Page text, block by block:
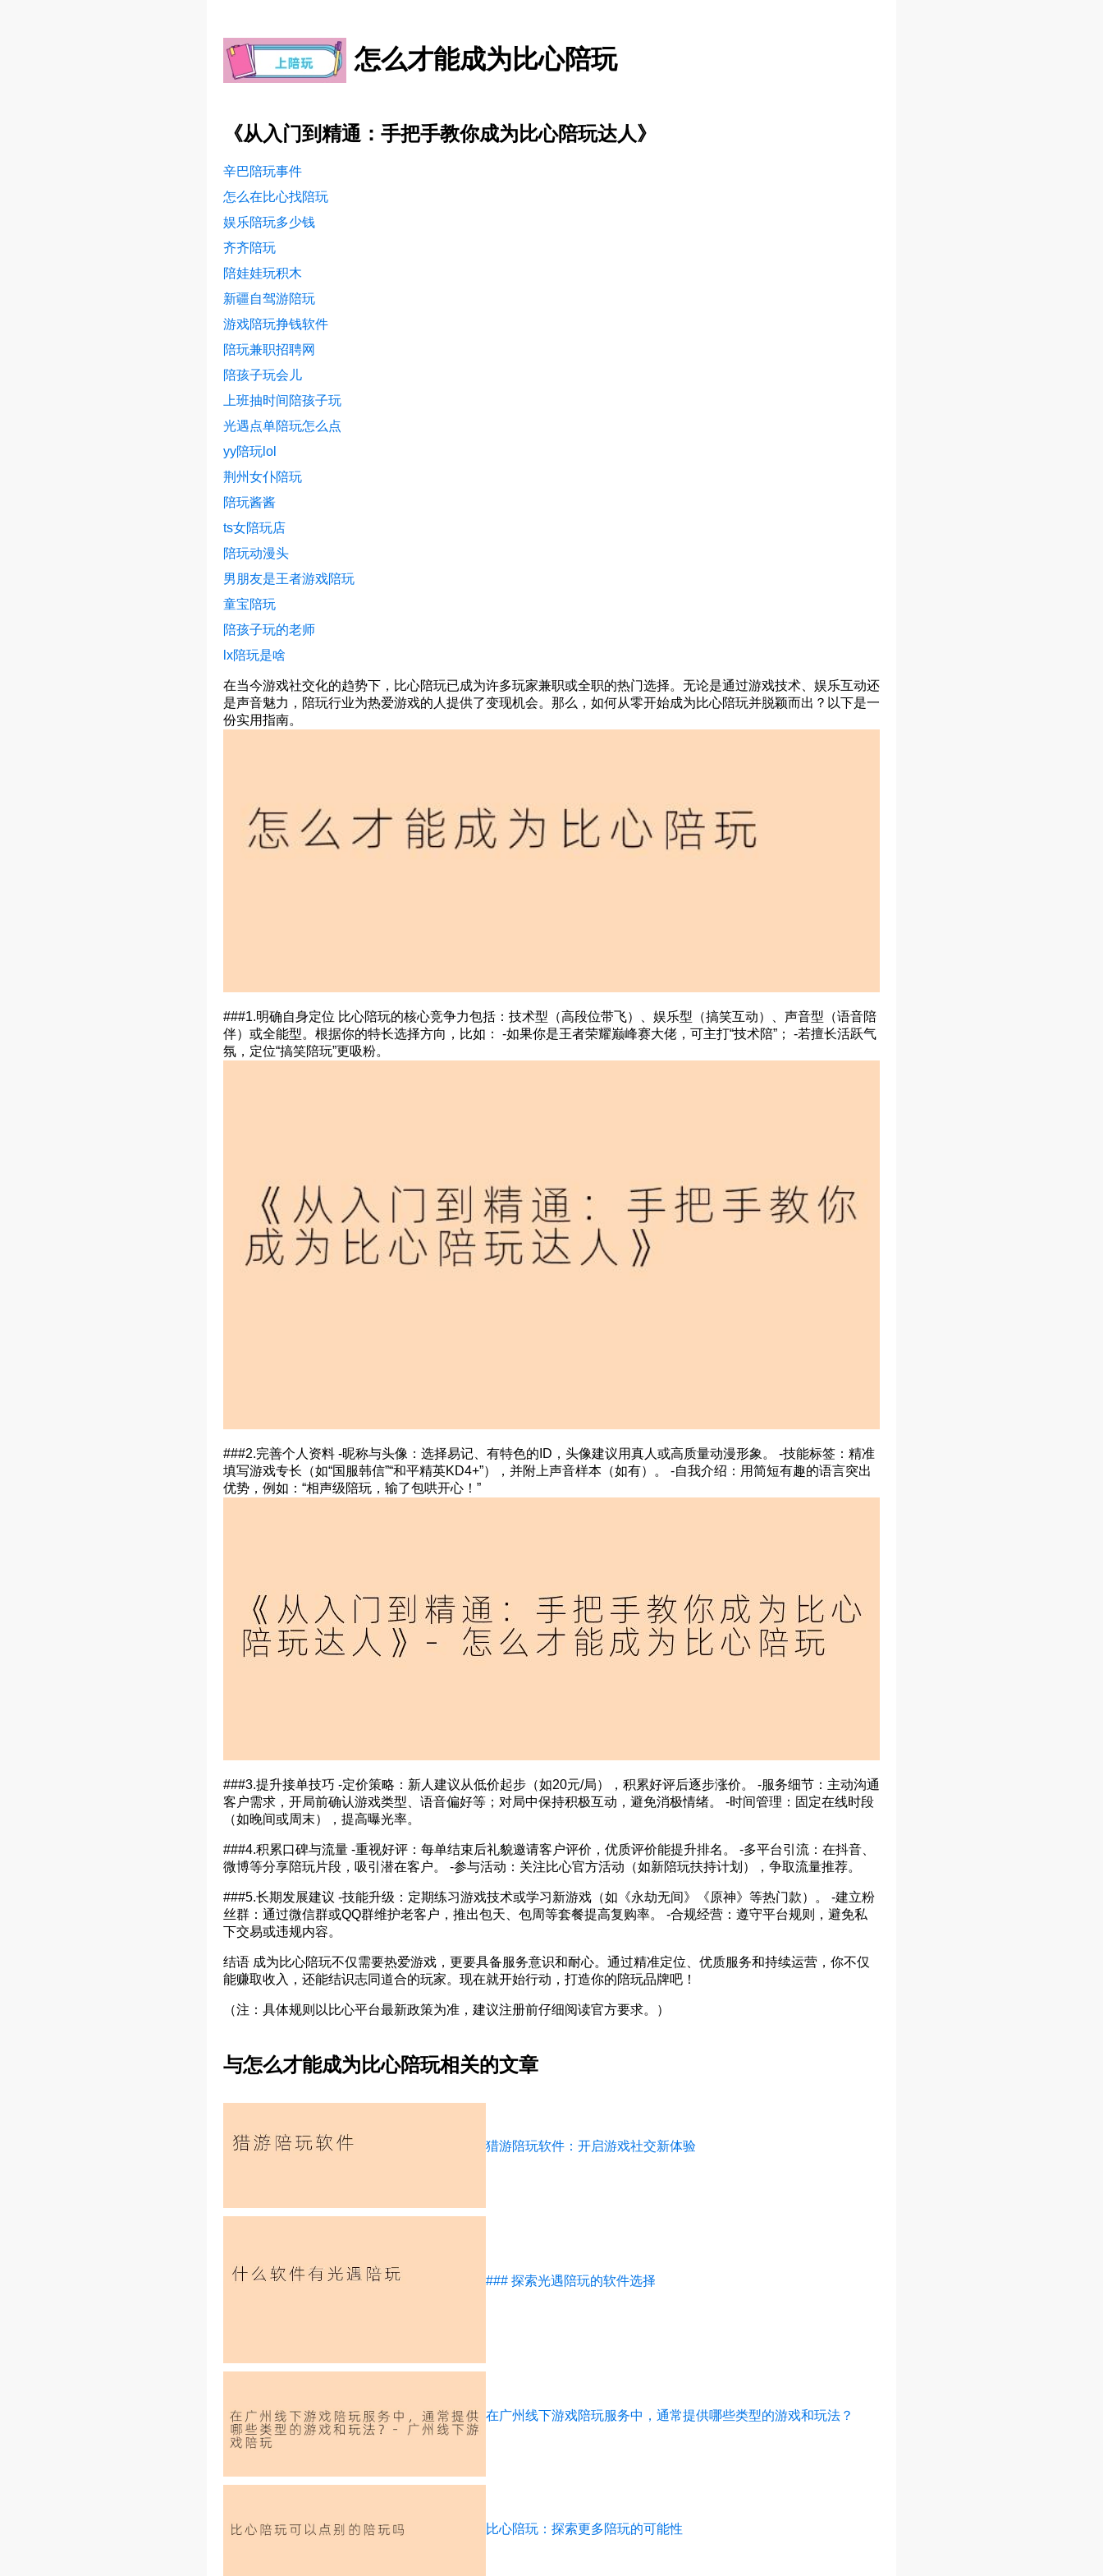
怎么才能成为比心陪玩
《从入门到精通：手把手教你成为比心陪玩达人》
辛巴陪玩事件
怎么在比心找陪玩
娱乐陪玩多少钱
齐齐陪玩
陪娃娃玩积木
新疆自驾游陪玩
游戏陪玩挣钱软件
陪玩兼职招聘网
陪孩子玩会儿
上班抽时间陪孩子玩
光遇点单陪玩怎么点
yy陪玩lol
荆州女仆陪玩
陪玩酱酱
ts女陪玩店
陪玩动漫头
男朋友是王者游戏陪玩
童宝陪玩
陪孩子玩的老师
lx陪玩是啥
在当今游戏社交化的趋势下，比心陪玩已成为许多玩家兼职或全职的热门选择。无论是通过游戏技术、娱乐互动还
是声音魅力，陪玩行业为热爱游戏的人提供了变现机会。那么，如何从零开始成为比心陪玩并脱颖而出？以下是一
份实用指南。
###1.明确自身定位 比心陪玩的核心竞争力包括：技术型（高段位带飞）、娱乐型（搞笑互动）、声音型（语音陪
伴）或全能型。根据你的特长选择方向，比如： -如果你是王者荣耀巅峰赛大佬，可主打“技术陪”； -若擅长活跃气
氛，定位“搞笑陪玩”更吸粉。
###2.完善个人资料 -昵称与头像：选择易记、有特色的ID，头像建议用真人或高质量动漫形象。 -技能标签：精准
填写游戏专长（如“国服韩信”“和平精英KD4+”），并附上声音样本（如有）。 -自我介绍：用简短有趣的语言突出
优势，例如：“相声级陪玩，输了包哄开心！”
###3.提升接单技巧 -定价策略：新人建议从低价起步（如20元/局），积累好评后逐步涨价。 -服务细节：主动沟通
客户需求，开局前确认游戏类型、语音偏好等；对局中保持积极互动，避免消极情绪。 -时间管理：固定在线时段
（如晚间或周末），提高曝光率。
###4.积累口碑与流量 -重视好评：每单结束后礼貌邀请客户评价，优质评价能提升排名。 -多平台引流：在抖音、
微博等分享陪玩片段，吸引潜在客户。 -参与活动：关注比心官方活动（如新陪玩扶持计划），争取流量推荐。
###5.长期发展建议 -技能升级：定期练习游戏技术或学习新游戏（如《永劫无间》《原神》等热门款）。 -建立粉
丝群：通过微信群或QQ群维护老客户，推出包天、包周等套餐提高复购率。 -合规经营：遵守平台规则，避免私
下交易或违规内容。
结语 成为比心陪玩不仅需要热爱游戏，更要具备服务意识和耐心。通过精准定位、优质服务和持续运营，你不仅
能赚取收入，还能结识志同道合的玩家。现在就开始行动，打造你的陪玩品牌吧！
（注：具体规则以比心平台最新政策为准，建议注册前仔细阅读官方要求。）
与怎么才能成为比心陪玩相关的文章
猎游陪玩软件：开启游戏社交新体验
### 探索光遇陪玩的软件选择
在广州线下游戏陪玩服务中，通常提供哪些类型的游戏和玩法？
比心陪玩：探索更多陪玩的可能性